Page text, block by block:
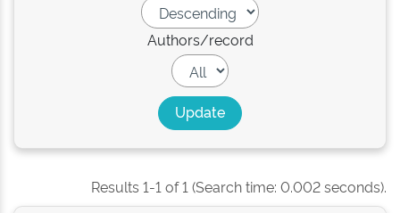
Authors/record
Results 1-1 of 1 (Search time: 0.002 seconds).